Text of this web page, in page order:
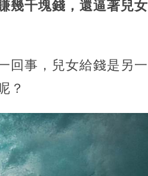
幾千塊錢，還逼著兒女
回事，兒女給錢是另一
？